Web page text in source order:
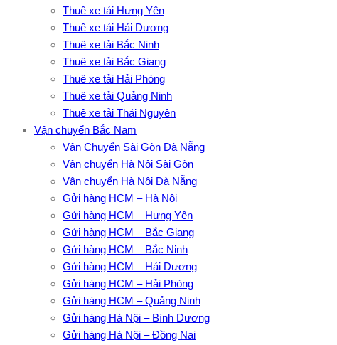
Thuê xe tải Hưng Yên
Thuê xe tải Hải Dương
Thuê xe tải Bắc Ninh
Thuê xe tải Bắc Giang
Thuê xe tải Hải Phòng
Thuê xe tải Quảng Ninh
Thuê xe tải Thái Nguyên
Vận chuyển Bắc Nam
Vận Chuyển Sài Gòn Đà Nẵng
Vận chuyển Hà Nội Sài Gòn
Vận chuyển Hà Nội Đà Nẵng
Gửi hàng HCM – Hà Nội
Gửi hàng HCM – Hưng Yên
Gửi hàng HCM – Bắc Giang
Gửi hàng HCM – Bắc Ninh
Gửi hàng HCM – Hải Dương
Gửi hàng HCM – Hải Phòng
Gửi hàng HCM – Quảng Ninh
Gửi hàng Hà Nội – Bình Dương
Gửi hàng Hà Nội – Đồng Nai